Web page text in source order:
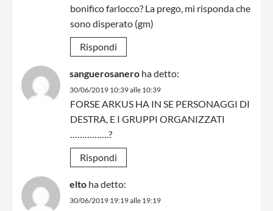
bonifico farlocco? La prego, mi risponda che
sono disperato (gm)
Rispondi
sanguerosanero ha detto:
30/06/2019 10:39 alle 10:39
FORSE ARKUS HA IN SE PERSONAGGI DI
DESTRA, E I GRUPPI ORGANIZZATI
…………….?
Rispondi
elto ha detto:
30/06/2019 19:19 alle 19:19